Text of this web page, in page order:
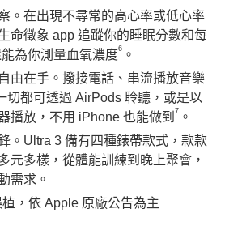
。在出現不尋常的高心率或低心率
命徵象 app 追蹤你的睡眠分數和每
能為你測量血氧濃度6 。
由在手。撥接電話、串流播放音樂
切都可透過 AirPods 聆聽，或是以
播放，不用 iPhone 也能做到 7 。
。Ultra 3 備有四種錶帶款式，款款
元多樣，從體能訓練到晚上聚會，
需求。
，依 Apple 原廠公告為主